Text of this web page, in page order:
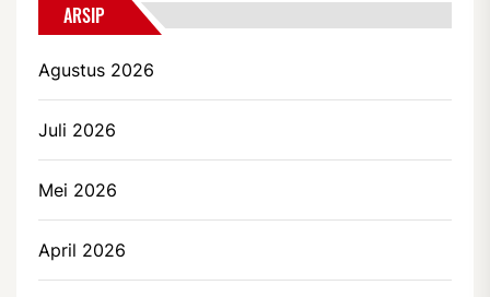
ARSIP
Agustus 2026
Juli 2026
Mei 2026
April 2026